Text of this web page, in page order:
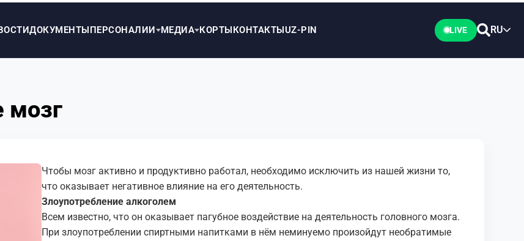
ДОКУМЕНТЫПЕРСОНАЛИИ МЕДИА КОРТЫКОНТАКТЫUZ-PIN LIVE RU
Чтобы мозг активно и продуктивно работал, необходимо исключить из нашей жизни то,
что оказывает негативное влияние на его деятельность.
Злоупотребление алкоголем
Всем известно, что он оказывает пагубное воздействие на деятельность головного мозга.
При злоупотреблении спиртными напитками в нём неминуемо произойдут необратимые